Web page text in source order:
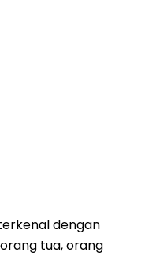
dengan
tua, orang